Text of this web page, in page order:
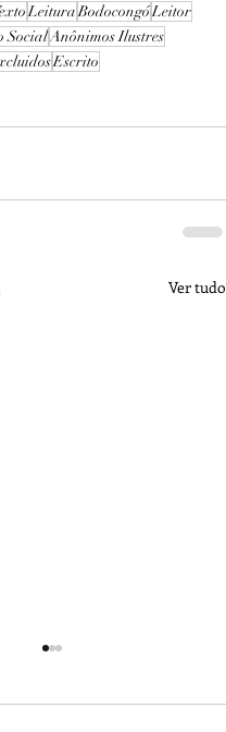
LeituraBodocongóLeitor
SocialAnônimos Ilustres
Escrito
Ver tudo